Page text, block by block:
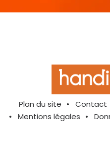
Plan du site Contact
Mentions légales